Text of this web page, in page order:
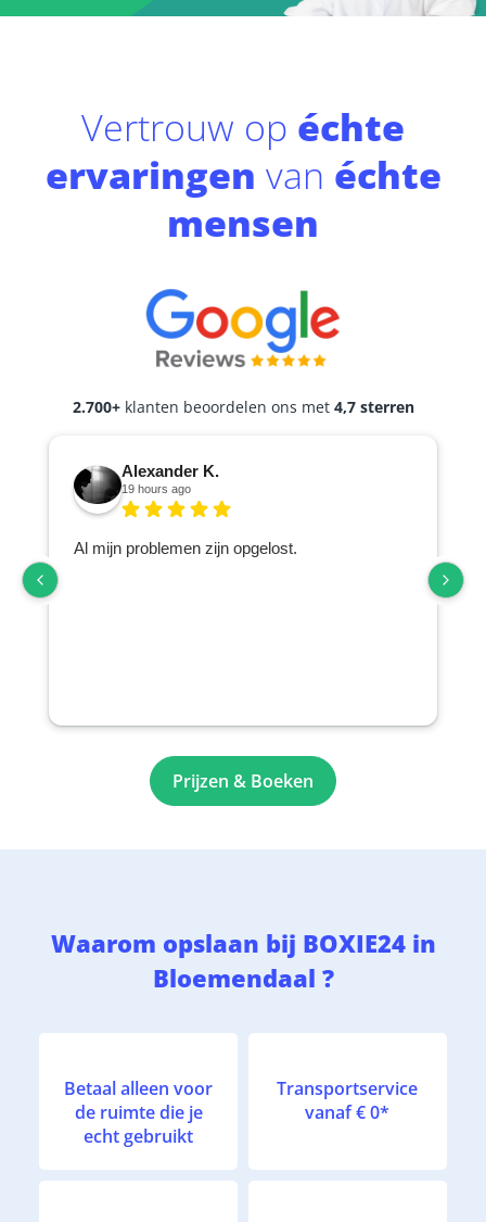
Vertrouw op échte
ervaringen van échte
mensen
2.700+klanten beoordelen ons met 4,7 sterren
Alexander K.
19 hours ago
Al mijn problemen zijn opgelost.
Prijzen & Boeken
Waarom opslaan bij BOXIE24 in
Bloemendaal ?
Betaal alleen voor
de ruimte die je
echt gebruikt
Transportservice
vanaf € 0*